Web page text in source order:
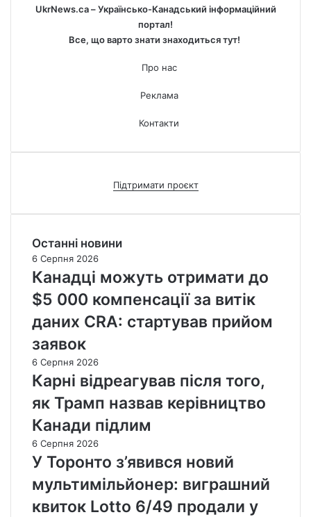
UkrNews.ca – Українсько-Канадський інформаційний
портал!
Все, що варто знати знаходиться тут!
Про нас
Реклама
Контакти
Підтримати проєкт
Останні новини
6 Серпня 2026
Канадці можуть отримати до
$5 000 компенсації за витік
даних CRA: стартував прийом
заявок
6 Серпня 2026
Карні відреагував після того,
як Трамп назвав керівництво
Канади підлим
6 Серпня 2026
У Торонто з’явився новий
мультимільйонер: виграшний
квиток Lotto 6/49 продали у